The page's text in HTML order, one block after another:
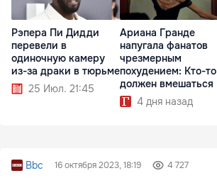
Рэпера Пи Дидди
перевели в
одиночную камеру
из-за драки в тюрьме
25 Июл. 21:45
Ариана Гранде
напугала фанатов
чрезмерным
похудением: Кто-то
должен вмешаться
4 дня назад
Bbc 16 октября 2023, 18:19 4 727